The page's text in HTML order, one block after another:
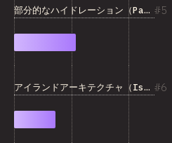
5
部分的なハイドレーション（Partial Hydration）
6
アイランドアーキテクチャ（Islands Architecture）